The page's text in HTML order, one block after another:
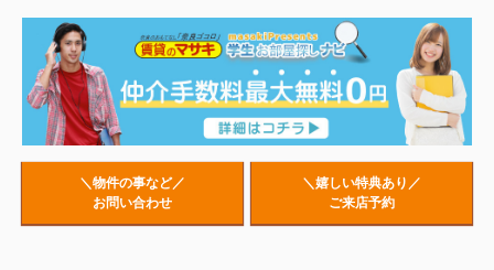
＼物件の事など／
お問い合わせ
＼嬉しい特典あり／
ご来店予約